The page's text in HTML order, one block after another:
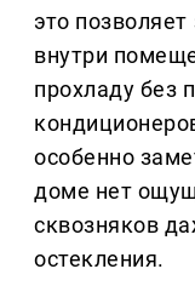
это
внутри
прохладу без
особенно
доме нет
сквозняков
остекления.